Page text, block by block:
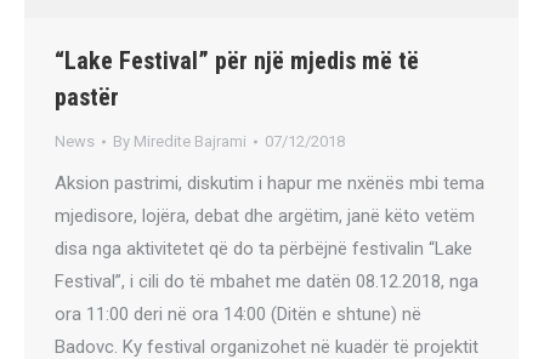
“Lake Festival” për një mjedis më të
pastër
News By Miredite Bajrami 07/12/2018
Aksion pastrimi, diskutim i hapur me nxënës mbi tema
mjedisore, lojëra, debat dhe argëtim, janë këto vetëm
disa nga aktivitetet që do ta përbëjnë festivalin “Lake
Festival”, i cili do të mbahet me datën 08.12.2018, nga
ora 11:00 deri në ora 14:00 (Ditën e shtune) në
Badovc. Ky festival organizohet në kuadër të projektit